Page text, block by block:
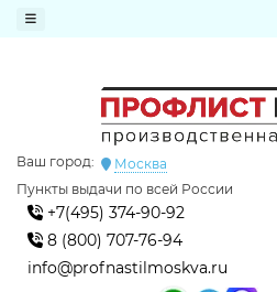
Ваш город:
Москва
Пункты выдачи по всей России
+7(495) 374-90-92
8 (800) 707-76-94
info@profnastilmoskva.ru